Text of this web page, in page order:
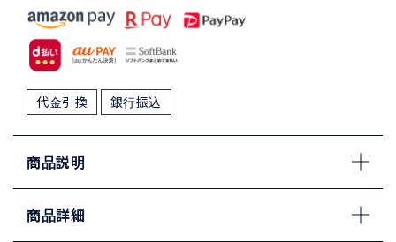
代金引換 銀行振込
商品説明
商品詳細